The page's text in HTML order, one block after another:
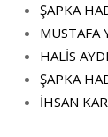
ŞAPKA
MUSTAFA
HALİS
ŞAPKA
İHSAN